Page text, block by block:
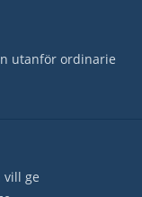
utanför ordinarie
vill ge